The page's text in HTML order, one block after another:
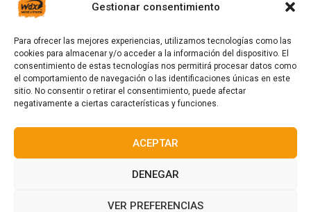
Gestionar consentimiento
Para ofrecer las mejores experiencias, utilizamos tecnologías como las
cookies para almacenar y/o acceder a la información del dispositivo. El
consentimiento de estas tecnologías nos permitirá procesar datos como
el comportamiento de navegación o las identificaciones únicas en este
sitio. No consentir o retirar el consentimiento, puede afectar
negativamente a ciertas características y funciones.
ACEPTAR
DENEGAR
VER PREFERENCIAS
digital@zonawind.com
Av. de la Mare de Déu de Montserrat, 115
08024 Barcelona